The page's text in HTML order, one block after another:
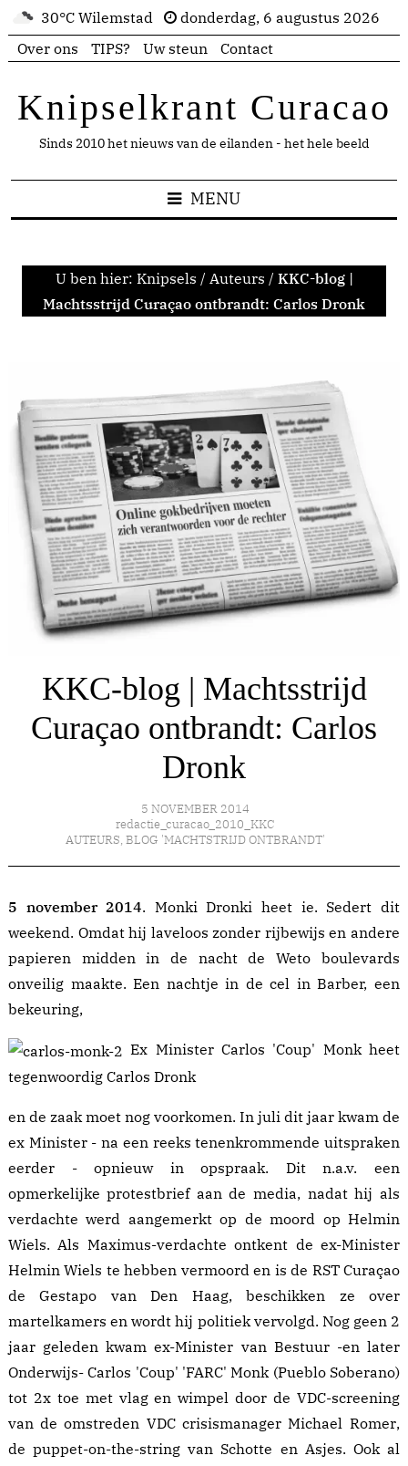
30°C Wilemstad
donderdag, 6 augustus 2026
Over ons
TIPS? Uw steun Contact
Knipselkrant Curacao
Sinds 2010 het nieuws van de eilanden - het hele beeld
MENU
U ben hier: Knipsels / Auteurs / KKC-blog |
Machtsstrijd Curaçao ontbrandt: Carlos Dronk
KKC-blog | Machtsstrijd
Curaçao ontbrandt: Carlos
Dronk
5 NOVEMBER 2014
redactie_curacao_2010_KKC
AUTEURS, BLOG 'MACHTSTRIJD ONTBRANDT'
5 november 2014. Monki Dronki heet ie. Sedert dit
weekend. Omdat hij laveloos zonder rijbewijs en andere
papieren midden in de nacht de Weto boulevards
onveilig maakte. Een nachtje in de cel in Barber, een
bekeuring,
Ex Minister Carlos 'Coup' Monk heet
tegenwoordig Carlos Dronk
en de zaak moet nog voorkomen. In juli dit jaar kwam de
ex Minister - na een reeks tenenkrommende uitspraken
eerder - opnieuw in opspraak. Dit n.a.v. een
opmerkelijke protestbriefaan de media, nadat hij als
verdachte werd aangemerkt op de moord op Helmin
Wiels. Als Maximus-verdachte ontkent de ex-Minister
Helmin Wiels te hebben vermoord en is de RST Curaçao
de Gestapo van Den Haag, beschikken ze over
martelkamers en wordt hij politiek vervolgd. Nog geen 2
jaar geleden kwam ex-Minister van Bestuur -en later
Onderwijs- Carlos 'Coup' 'FARC' Monk (Pueblo Soberano)
tot 2x toe met vlag en wimpel door de VDC-screening
van de omstreden VDC crisismanager Michael Romer,
de puppet-on-the-string van Schotte en Asjes. Ook al